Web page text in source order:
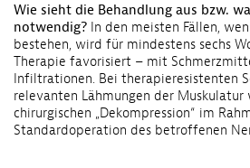
Wie sieht die Behandlung aus bzw.
notwendig? In den meisten Fällen,
bestehen, wird für mindestens sechs
Therapie favorisiert – mit
Infiltrationen. Bei therapieresistenten
relevanten Lähmungen der
chirurgischen „Dekompression“ im
Standardoperation des betroffenen